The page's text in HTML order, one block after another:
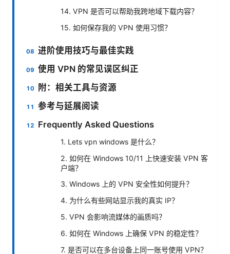
14. VPN 是否可以帮助我跨地域下载内容？
15. 如何保存我的 VPN 使用习惯？
进阶使用技巧与最佳实践
使用 VPN 的常见误区纠正
附：相关工具与资源
参考与延展阅读
Frequently Asked Questions
1. Lets vpn windows 是什么？
2. 如何在 Windows 10/11 上快速安装 VPN 客
户端？
3. Windows 上的 VPN 安全性如何提升？
4. 为什么有些网站显示我的真实 IP？
5. VPN 会影响流媒体的画质吗？
6. 如何在 Windows 上确保 VPN 的稳定性？
7. 是否可以在多台设备上同一账号使用 VPN？